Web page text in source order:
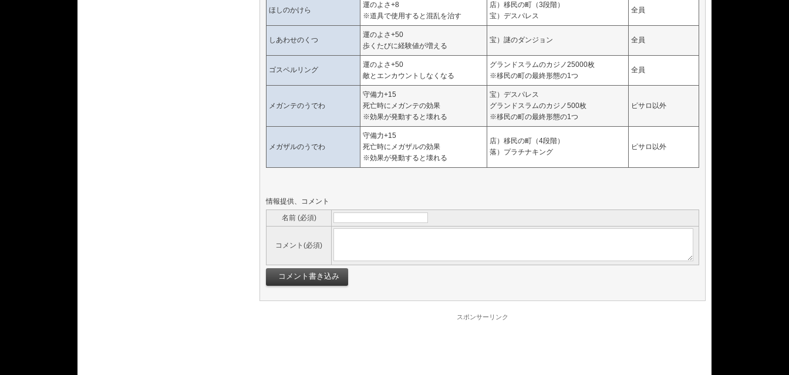
ほしのかけら
運のよさ+8
※道具で使用すると混乱を治す
店）移民の町（3段階）
宝）デスパレス
全員
しあわせのくつ
運のよさ+50
歩くたびに経験値が増える
宝）謎のダンジョン 全員
ゴスペルリング
運のよさ+50
敵とエンカウントしなくなる
グランドスラムのカジノ25000枚
※移民の町の最終形態の1つ
全員
メガンテのうでわ
守備力+15
死亡時にメガンテの効果
※効果が発動すると壊れる
宝）デスパレス
グランドスラムのカジノ500枚
※移民の町の最終形態の1つ
ピサロ以外
メガザルのうでわ
守備力+15
死亡時にメガザルの効果
※効果が発動すると壊れる
店）移民の町（4段階）
落）プラチナキング
ピサロ以外
情報提供、コメント
名前 (必須)
コメント(必須)
スポンサーリンク